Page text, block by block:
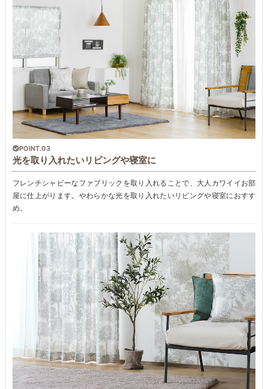
POINT.03
光を取り入れたいリビングや寝室に
フレンチシャビーなファブリックを取り入れることで、大人カワイイお部
屋に仕上がります。やわらかな光を取り入れたいリビングや寝室におすす
め。